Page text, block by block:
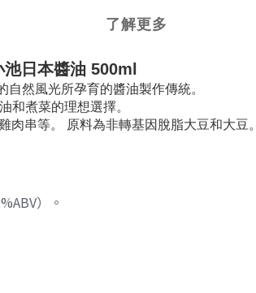
了解更多
日本醬油 500ml
自然風光所孕育的醬油製作傳統。
和煮菜的理想選擇。
串等。 原料為非轉基因脫脂大豆和大豆。
）。